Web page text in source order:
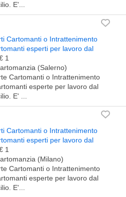
E'...
Cartomanti o Intrattenimento
esperti per lavoro dal
1
(Salerno)
Cartomanti o Intrattenimento
esperte per lavoro dal
E' ...
Cartomanti o Intrattenimento
esperti per lavoro dal
1
(Milano)
Cartomanti o Intrattenimento
esperte per lavoro dal
E'...